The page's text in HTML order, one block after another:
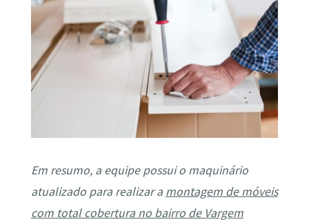
Em resumo, a equipe possui o maquinário
atualizado para realizar a montagem de móveis
com total cobertura no bairro de Vargem